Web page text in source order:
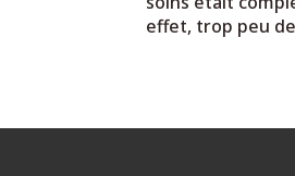
effet, trop peu